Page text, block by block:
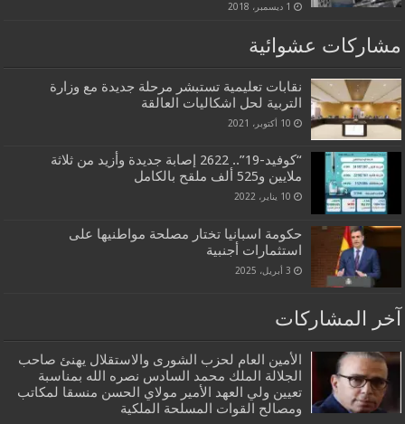
1 ديسمبر، 2018
مشاركات عشوائية
نقابات تعليمية تستبشر مرحلة جديدة مع وزارة
التربية لحل اشكاليات العالقة
10 أكتوبر، 2021
“كوفيد-19”.. 2622 إصابة جديدة وأزيد من ثلاثة
ملايين و525 ألف ملقح بالكامل
10 يناير، 2022
حكومة اسبانيا تختار مصلحة مواطنيها على
استثمارات أجنبية
3 أبريل، 2025
آخر المشاركات
الأمين العام لحزب الشورى والاستقلال يهنئ صاحب
الجلالة الملك محمد السادس نصره الله بمناسبة
تعيين ولي العهد الأمير مولاي الحسن منسقا لمكاتب
ومصالح القوات المسلحة الملكية